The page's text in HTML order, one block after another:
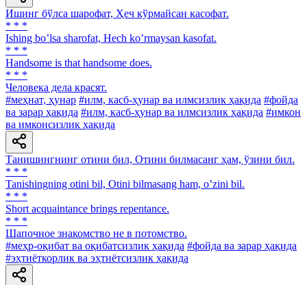
Ишинг бўлса шарофат, Ҳеч кўрмайсан касофат.
* * *
Ishing boʼlsa sharofat, Hech koʼrmaysan kasofat.
* * *
Handsome is that handsome does.
* * *
Человека дела красят.
#меҳнат, ҳунар #илм, касб-ҳунар ва илмсизлик ҳақида #фойда
ва зарар ҳақида #илм, касб-ҳунар ва илмсизлик ҳақида #имкон
ва имконсизлик ҳақида
Танишингнинг отини бил, Отини билмасанг ҳам, ўзини бил.
* * *
Tanishingning otini bil, Otini bilmasang ham, oʼzini bil.
* * *
Short acquaintance brings repentance.
* * *
Шапочное знакомство не в потомство.
#меҳр-оқибат ва оқибатсизлик ҳақида #фойда ва зарар ҳақида
#эҳтиёткорлик ва эҳтиётсизлик ҳақида